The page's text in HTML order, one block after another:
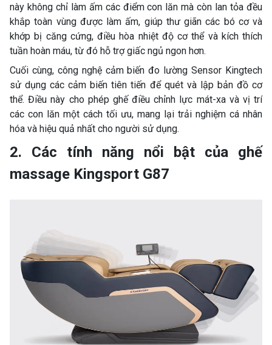
này không chỉ làm ấm các điểm con lăn mà còn lan tỏa đều
khắp toàn vùng được làm ấm, giúp thư giãn các bó cơ và
khớp bị căng cứng, điều hòa nhiệt độ cơ thể và kích thích
tuần hoàn máu, từ đó hỗ trợ giấc ngủ ngon hơn.
Cuối cùng, công nghệ cảm biến đo lường Sensor Kingtech
sử dụng các cảm biến tiên tiến để quét và lập bản đồ cơ
thể. Điều này cho phép ghế điều chỉnh lực mát-xa và vị trí
các con lăn một cách tối ưu, mang lại trải nghiệm cá nhân
hóa và hiệu quả nhất cho người sử dụng.
2. Các tính năng nổi bật của ghế
massage Kingsport G87